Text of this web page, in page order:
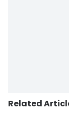
Related